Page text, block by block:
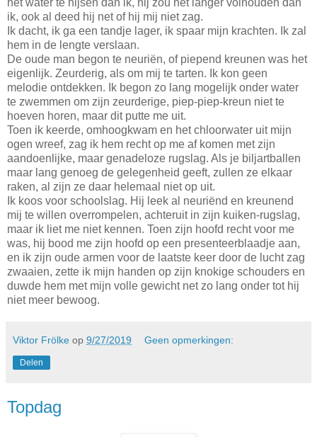
ik, ook al deed hij net of hij mij niet zag.
Ik dacht, ik ga een tandje lager, ik spaar mijn krachten. Ik zal
hem in de lengte verslaan.
De oude man begon te neuriën, of piepend kreunen was het
eigenlijk. Zeurderig, als om mij te tarten. Ik kon geen
melodie ontdekken. Ik begon zo lang mogelijk onder water
te zwemmen om zijn zeurderige, piep-piep-kreun niet te
hoeven horen, maar dit putte me uit.
Toen ik keerde, omhoogkwam en het chloorwater uit mijn
ogen wreef, zag ik hem recht op me af komen met zijn
aandoenlijke, maar genadeloze rugslag. Als je biljartballen
maar lang genoeg de gelegenheid geeft, zullen ze elkaar
raken, al zijn ze daar helemaal niet op uit.
Ik koos voor schoolslag. Hij leek al neuriënd en kreunend
mij te willen overrompelen, achteruit in zijn kuiken-rugslag,
maar ik liet me niet kennen. Toen zijn hoofd recht voor me
was, hij bood me zijn hoofd op een presenteerblaadje aan,
en ik zijn oude armen voor de laatste keer door de lucht zag
zwaaien, zette ik mijn handen op zijn knokige schouders en
duwde hem met mijn volle gewicht net zo lang onder tot hij
niet meer bewoog.
Viktor Frölke op 9/27/2019 Geen opmerkingen:
Delen
Topdag